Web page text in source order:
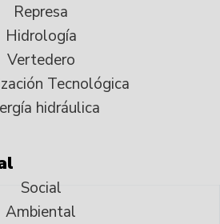
Represa
Hidrología
Vertedero
Tecnológica
hidráulica
Social
Ambiental